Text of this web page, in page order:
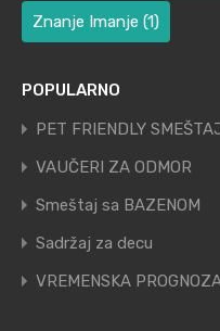
Znanje Imanje (1)
POPULARNO
PET FRIENDLY
VAUČERI ZA ODMOR
Smeštaj sa BAZENOM
Sadržaj za decu
VREMENSKA